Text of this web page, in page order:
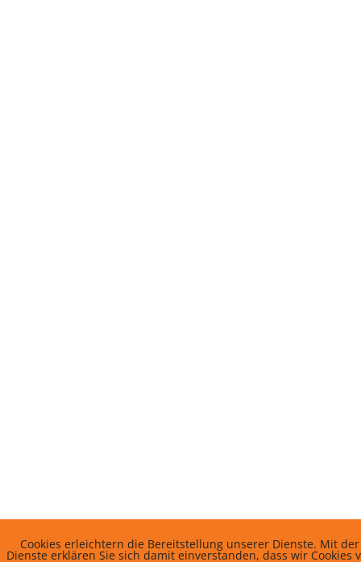
Cookies erleichtern die Bereitstellung unserer Dienste. Mit
Dienste erklären Sie sich damit einverstanden, dass wir Cookies